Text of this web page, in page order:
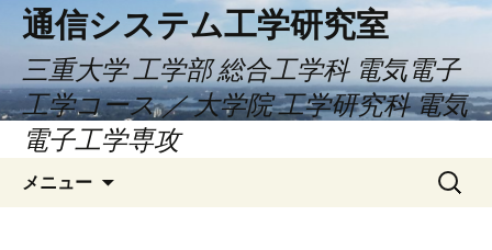
通信システム工学研究室
三重大学 工学部 総合工学科 電気電子
工学コース ／ 大学院 工学研究科 電気
電子工学専攻
メニュー
検
索: